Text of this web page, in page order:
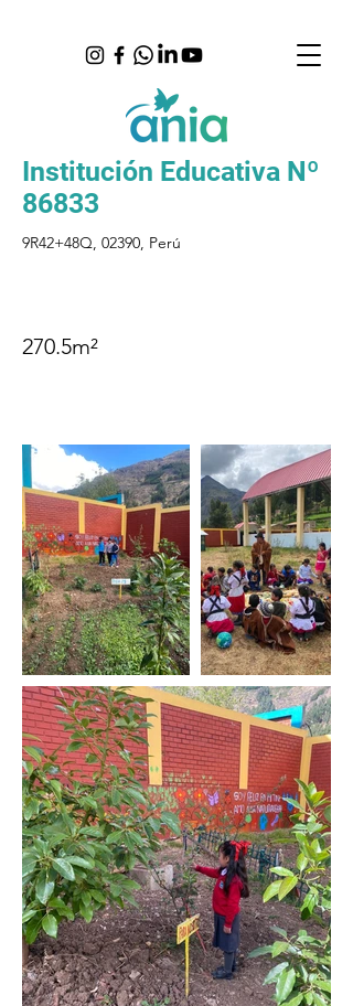
Institución Educativa Nº
86833
9R42+48Q, 02390, Perú
270.5m²